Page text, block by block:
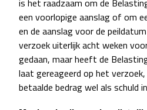
is het raadzaam om de
een voorlopige aanslag of om
en de aanslag voor de
verzoek uiterlijk acht weken
gedaan, maar heeft de
laat gereageerd op het
betaalde bedrag wel als schuld